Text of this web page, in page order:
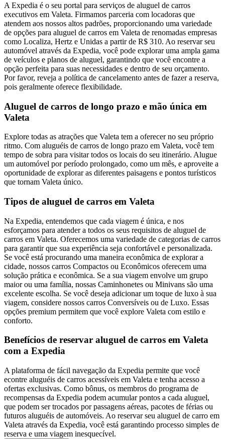
A Expedia é o seu portal para serviços de aluguel de carros
executivos em Valeta. Firmamos parceria com locadoras que
atendem aos nossos altos padrões, proporcionando uma variedade
de opções para aluguel de carros em Valeta de renomadas empresas
como Localiza, Hertz e Unidas a partir de R$ 310. Ao reservar seu
automóvel através da Expedia, você pode explorar uma ampla gama
de veículos e planos de aluguel, garantindo que você encontre a
opção perfeita para suas necessidades e dentro de seu orçamento.
Por favor, reveja a política de cancelamento antes de fazer a reserva,
pois geralmente oferece flexibilidade.
Aluguel de carros de longo prazo e mão única em
Valeta
Explore todas as atrações que Valeta tem a oferecer no seu próprio
ritmo. Com aluguéis de carros de longo prazo em Valeta, você tem
tempo de sobra para visitar todos os locais do seu itinerário. Alugue
um automóvel por período prolongado, como um mês, e aproveite a
oportunidade de explorar as diferentes paisagens e pontos turísticos
que tornam Valeta único.
Tipos de aluguel de carros em Valeta
Na Expedia, entendemos que cada viagem é única, e nos
esforçamos para atender a todos os seus requisitos de aluguel de
carros em Valeta. Oferecemos uma variedade de categorias de carros
para garantir que sua experiência seja confortável e personalizada.
Se você está procurando uma maneira econômica de explorar a
cidade, nossos carros Compactos ou Econômicos oferecem uma
solução prática e econômica. Se a sua viagem envolve um grupo
maior ou uma família, nossas Caminhonetes ou Minivans são uma
excelente escolha. Se você deseja adicionar um toque de luxo à sua
viagem, considere nossos carros Conversíveis ou de Luxo. Essas
opções premium permitem que você explore Valeta com estilo e
conforto.
Benefícios de reservar aluguel de carros em Valeta
com a Expedia
A plataforma de fácil navegação da Expedia permite que você
econtre aluguéis de carros acessíveis em Valeta e tenha acesso a
ofertas exclusivas. Como bônus, os membros do programa de
recompensas da Expedia podem acumular pontos a cada aluguel,
que podem ser trocados por passagens aéreas, pacotes de férias ou
futuros aluguéis de automóveis. Ao reservar seu aluguel de carro em
Valeta através da Expedia, você está garantindo processo simples de
reserva e uma viagem inesquecível.